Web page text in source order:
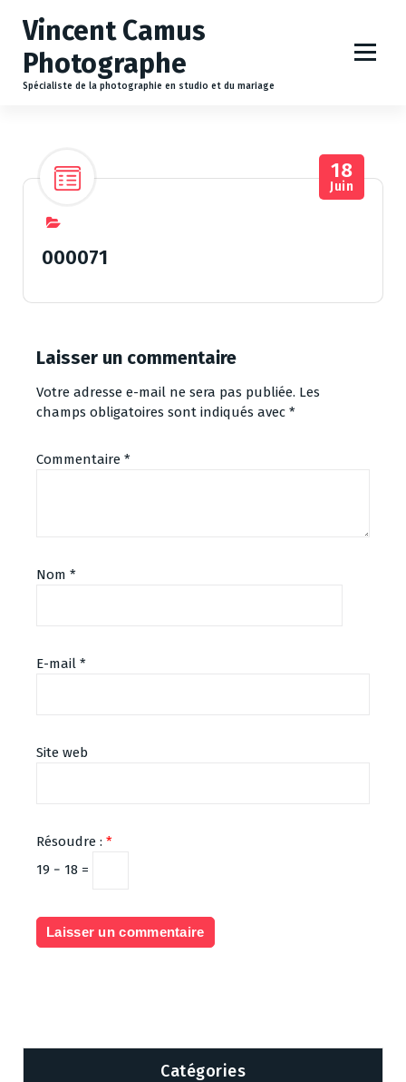
Vincent Camus
Photographe
Spécialiste de la photographie en studio et du mariage
18
Juin
000071
Laisser un commentaire
Votre adresse e-mail ne sera pas publiée. Les
champs obligatoires sont indiqués avec *
Commentaire *
Nom *
E-mail *
Site web
Résoudre : *
19 − 18 =
Catégories